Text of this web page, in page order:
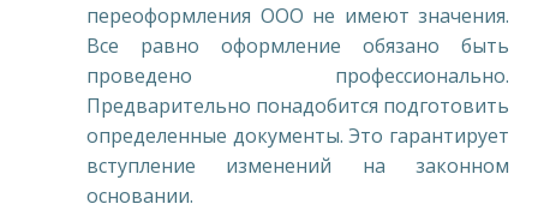
переоформления ООО не имеют значения.
Все равно оформление обязано быть
проведено профессионально.
Предварительно понадобится подготовить
определенные документы. Это гарантирует
вступление изменений на законном
основании.